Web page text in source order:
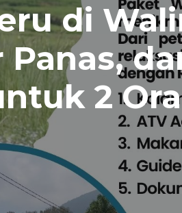
di
Panas,
2